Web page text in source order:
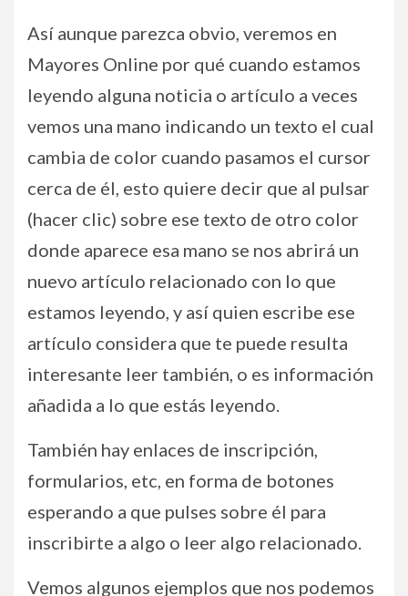
Así aunque parezca obvio, veremos en
Mayores Online por qué cuando estamos
leyendo alguna noticia o artículo a veces
vemos una mano indicando un texto el cual
cambia de color cuando pasamos el cursor
cerca de él, esto quiere decir que al pulsar
(hacer clic) sobre ese texto de otro color
donde aparece esa mano se nos abrirá un
nuevo artículo relacionado con lo que
estamos leyendo, y así quien escribe ese
artículo considera que te puede resulta
interesante leer también, o es información
añadida a lo que estás leyendo.
También hay enlaces de inscripción,
formularios, etc, en forma de botones
esperando a que pulses sobre él para
inscribirte a algo o leer algo relacionado.
Vemos algunos ejemplos que nos podemos